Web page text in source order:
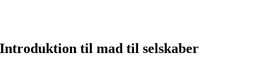
Introduktion til mad til selskaber